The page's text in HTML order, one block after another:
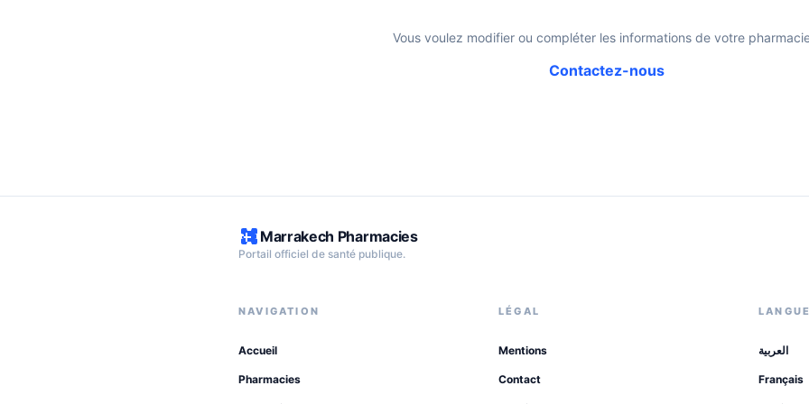
Vous voulez modifier ou compléter les informations de votre
Contactez-nous
Marrakech Pharmacies
Portail officiel de santé publique.
NAVIGATION
Accueil
Pharmacies
LÉGAL
Mentions
Contact
العربية
Français